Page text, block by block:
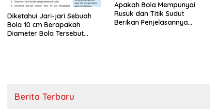
Diketahui Jari-jari Sebuah
Bola 10 cm Berapakah
Diameter Bola Tersebut
Apakah Bola Mempunyai
Rusuk dan Titik Sudut
Berikan Penjelasannya
Berita Terbaru